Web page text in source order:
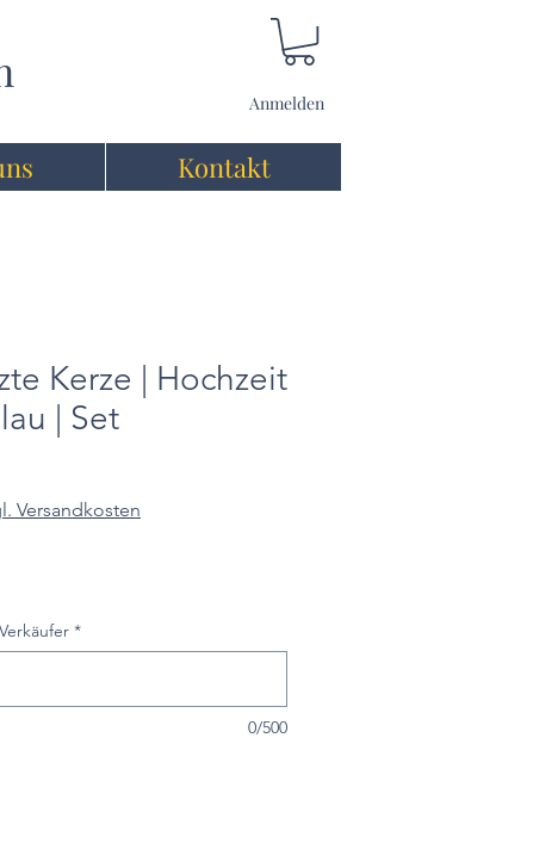
Anmelden
Kontakt
Kerze | Hochzeit
| Set
Versandkosten
*
0/500